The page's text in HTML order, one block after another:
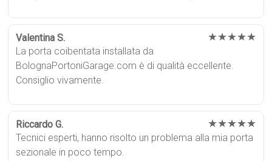
Valentina S. ★★★★★
La porta coibentata installata da
BolognaPortoniGarage.com è di qualità eccellente.
Consiglio vivamente.
Riccardo G. ★★★★★
Tecnici esperti, hanno risolto un problema alla mia porta
sezionale in poco tempo.